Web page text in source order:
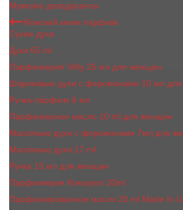
Мужские дезодоранты
Женский мини парфюм
Сухие духи
Духи 65 ml
Парфюмерия Vilily 25 мл для женщин
Шариковые духи с феромонами 10 мл
Ручка-парфюм 8 мл
Парфюмерное масло 10 ml для женщин
Масляные духи c феромонами 7мл для
Масляные духи 17 ml
Ручка 15 мл для женщин
Парфюмерия Kreasyon 20ml
Парфюмированное масло 20 ml Made In